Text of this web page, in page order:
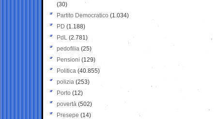
(30)
Partito Democratico (1.034)
PD (1.188)
PdL (2.781)
pedofilia (25)
Pensioni (129)
Politica (40.855)
polizia (253)
Porto (12)
povertà (502)
Presepe (14)